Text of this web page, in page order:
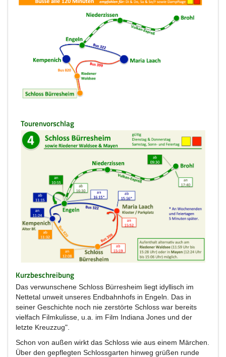
Tourenvorschlag
Kurzbeschreibung
Das verwunschene Schloss Bürresheim liegt idyllisch im
Nettetal unweit unseres Endbahnhofs in Engeln. Das in
seiner Geschichte noch nie zerstörte Schloss war bereits
vielfach Filmkulisse, u.a. im Film Indiana Jones und der
letzte Kreuzzug".
Schon von außen wirkt das Schloss wie aus einem Märchen.
Über den gepflegten Schlossgarten hinweg grüßen runde